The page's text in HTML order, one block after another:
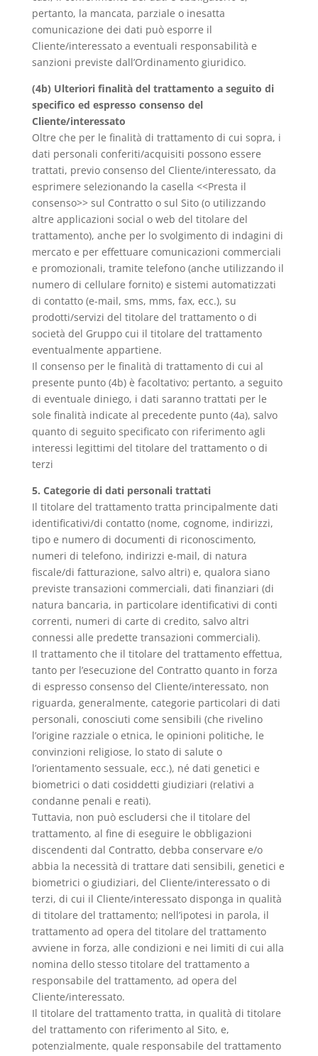
pertanto, la mancata, parziale o inesatta
comunicazione dei dati può esporre il
Cliente/interessato a eventuali responsabilità e
sanzioni previste dall’Ordinamento giuridico.
(4b) Ulteriori finalità del trattamento a seguito di
specifico ed espresso consenso del
Cliente/interessato
Oltre che per le finalità di trattamento di cui sopra, i
dati personali conferiti/acquisiti possono essere
trattati, previo consenso del Cliente/interessato, da
esprimere selezionando la casella <<Presta il
consenso>> sul Contratto o sul Sito (o utilizzando
altre applicazioni social o web del titolare del
trattamento), anche per lo svolgimento di indagini di
mercato e per effettuare comunicazioni commerciali
e promozionali, tramite telefono (anche utilizzando il
numero di cellulare fornito) e sistemi automatizzati
di contatto (e-mail, sms, mms, fax, ecc.), su
prodotti/servizi del titolare del trattamento o di
società del Gruppo cui il titolare del trattamento
eventualmente appartiene.
Il consenso per le finalità di trattamento di cui al
presente punto (4b) è facoltativo; pertanto, a seguito
di eventuale diniego, i dati saranno trattati per le
sole finalità indicate al precedente punto (4a), salvo
quanto di seguito specificato con riferimento agli
interessi legittimi del titolare del trattamento o di
terzi
5. Categorie di dati personali trattati
Il titolare del trattamento tratta principalmente dati
identificativi/di contatto (nome, cognome, indirizzi,
tipo e numero di documenti di riconoscimento,
numeri di telefono, indirizzi e-mail, di natura
fiscale/di fatturazione, salvo altri) e, qualora siano
previste transazioni commerciali, dati finanziari (di
natura bancaria, in particolare identificativi di conti
correnti, numeri di carte di credito, salvo altri
connessi alle predette transazioni commerciali).
Il trattamento che il titolare del trattamento effettua,
tanto per l’esecuzione del Contratto quanto in forza
di espresso consenso del Cliente/interessato, non
riguarda, generalmente, categorie particolari di dati
personali, conosciuti come sensibili (che rivelino
l’origine razziale o etnica, le opinioni politiche, le
convinzioni religiose, lo stato di salute o
l’orientamento sessuale, ecc.), né dati genetici e
biometrici o dati cosiddetti giudiziari (relativi a
condanne penali e reati).
Tuttavia, non può escludersi che il titolare del
trattamento, al fine di eseguire le obbligazioni
discendenti dal Contratto, debba conservare e/o
abbia la necessità di trattare dati sensibili, genetici e
biometrici o giudiziari, del Cliente/interessato o di
terzi, di cui il Cliente/interessato disponga in qualità
di titolare del trattamento; nell’ipotesi in parola, il
trattamento ad opera del titolare del trattamento
avviene in forza, alle condizioni e nei limiti di cui alla
nomina dello stesso titolare del trattamento a
responsabile del trattamento, ad opera del
Cliente/interessato.
Il titolare del trattamento tratta, in qualità di titolare
del trattamento con riferimento al Sito, e,
potenzialmente, quale responsabile del trattamento